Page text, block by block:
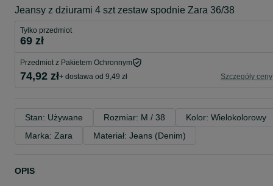
Jeansy z dziurami 4 szt zestaw spodnie Zara 36/38
Tylko przedmiot
69 zł
Przedmiot z Pakietem Ochronnym
74,92 zł+ dostawa od 9,49 zł Szczegóły ceny
Stan: Używane Rozmiar: M / 38
Kolor: Wielokolorowy
Marka: Zara
Materiał: Jeans (Denim)
OPIS